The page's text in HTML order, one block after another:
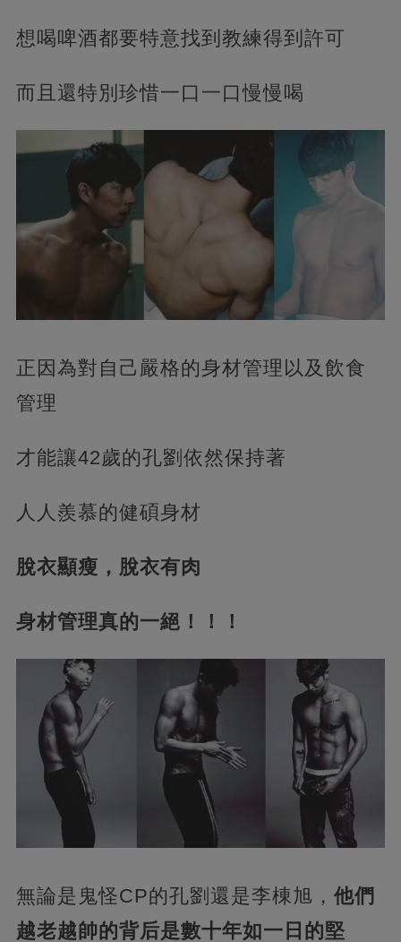
想喝啤酒都要特意找到教練得到許可
而且還特別珍惜一口一口慢慢喝
正因為對自己嚴格的身材管理以及飲食
管理
才能讓42歲的孔劉依然保持著
人人羨慕的健碩身材
脫衣顯瘦，脫衣有肉
身材管理真的一絕！！！
無論是鬼怪CP的孔劉還是李棟旭， 他們
越老越帥的背后是數十年如一日的堅